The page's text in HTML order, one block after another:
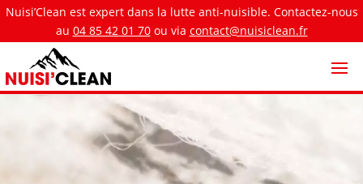
Nuisi’Clean est expert dans la lutte anti-nuisible. Contactez-nous
au 04 85 42 01 70ou via contact@nuisiclean.fr